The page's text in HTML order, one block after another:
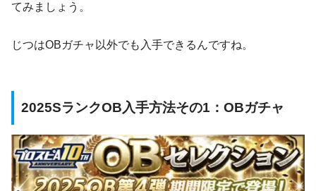
てみましょう。
じつはOBガチャ以外でも入手できるんですね。
2025SランクOB入手方法その1：OBガチャ